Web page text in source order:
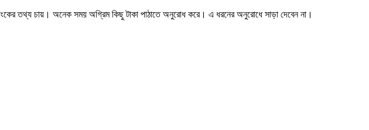
তথ্য চায়। অনেক সময় অগ্রিম কিছু টাকা পাঠাতে অনুরোধ করে। এ ধরনের অনুরোধে সাড়া দেবেন না।